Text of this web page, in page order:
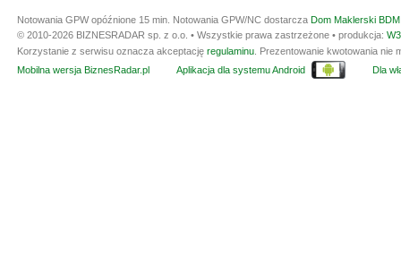
Notowania GPW opóźnione 15 min. Notowania GPW/NC dostarcza Dom Maklerski
© 2010-2026 BIZNESRADAR sp. z o.o. • Wszystkie prawa zastrzeżone • produkcja:
Korzystanie z serwisu oznacza akceptację regulaminu . Prezentowanie kwotowania
Mobilna wersja BiznesRadar.pl
Aplikacja dla systemu Android Dla